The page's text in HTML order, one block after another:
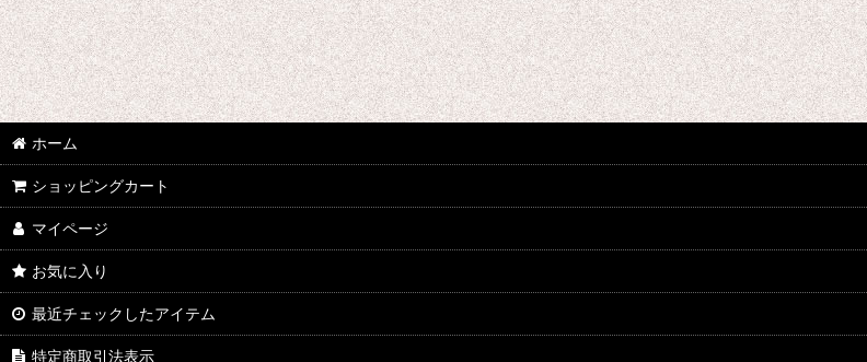
LOVE STAGE!!
ログ・ホライズン
龍ヶ嬢七々々の埋蔵金
るろうに剣心
六花の勇者
乱歩奇譚
落第騎士の英雄譚
ホーム
ショッピングカート
マイページ
お気に入り
最近チェックしたアイテム
特定商取引法表示